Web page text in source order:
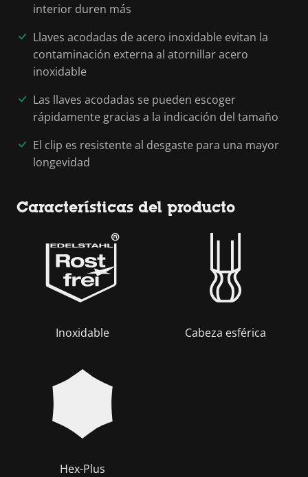
interior duren más
Llaves acodadas de acero inoxidable evitan la
contaminación externa al atornillar acero
inoxidable
Las llaves acodadas se pueden escoger
rápidamente gracias a la indicación del tamaño
El clip es resistente al desgaste para una mayor
longevidad
Características del producto
Inoxidable Cabeza esférica
Hex-Plus